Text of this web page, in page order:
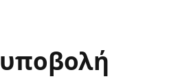
υποβολή